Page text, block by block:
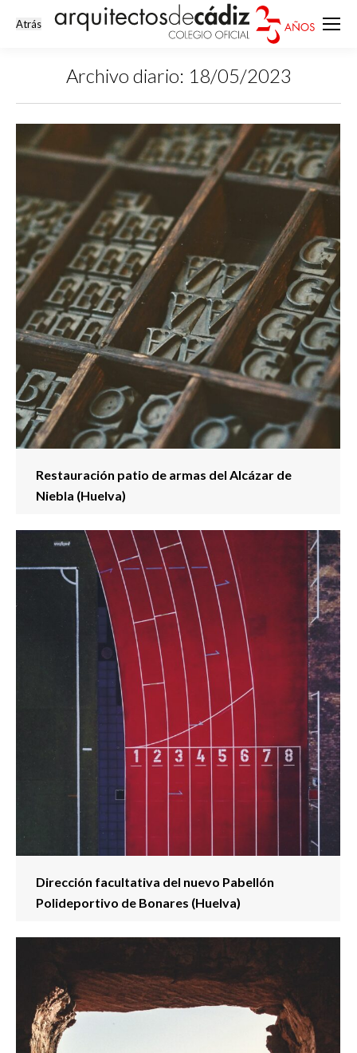
Archivo diario: 18/05/2023
Restauración patio de armas del Alcázar de
Niebla (Huelva)
Dirección facultativa del nuevo Pabellón
Polideportivo de Bonares (Huelva)